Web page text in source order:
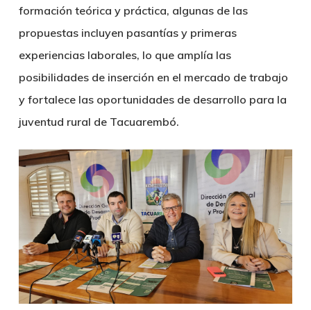
formación teórica y práctica, algunas de las
propuestas incluyen pasantías y primeras
experiencias laborales, lo que amplía las
posibilidades de inserción en el mercado de trabajo
y fortalece las oportunidades de desarrollo para la
juventud rural de Tacuarembó.